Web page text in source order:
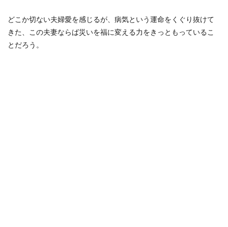
どこか切ない夫婦愛を感じるが、病気という運命をくぐり抜けて
きた、この夫妻ならば災いを福に変える力をきっともっているこ
とだろう。